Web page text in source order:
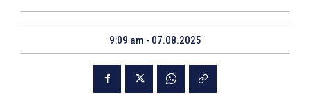
9:09 am - 07.08.2025